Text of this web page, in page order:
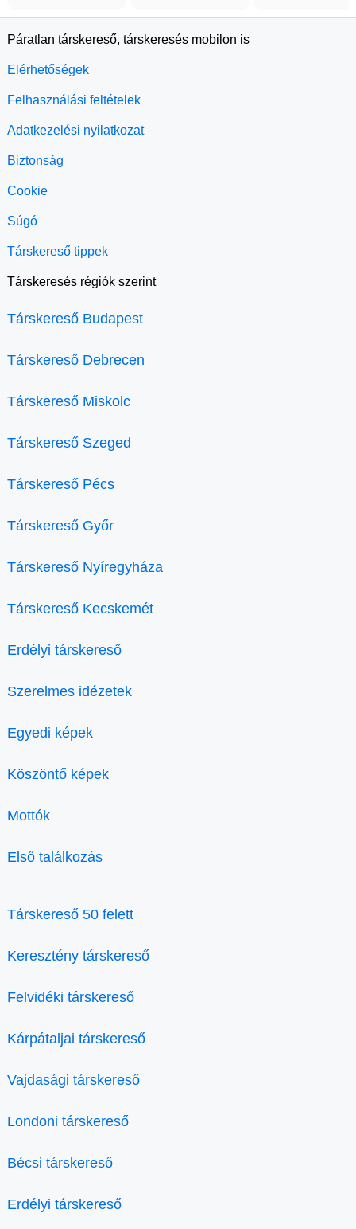
Páratlan társkereső, társkeresés mobilon is
Elérhetőségek
Felhasználási feltételek
Adatkezelési nyilatkozat
Biztonság
Cookie
Súgó
Társkereső tippek
Társkeresés régiók szerint
Társkereső Budapest
Társkereső Debrecen
Társkereső Miskolc
Társkereső Szeged
Társkereső Pécs
Társkereső Győr
Társkereső Nyíregyháza
Társkereső Kecskemét
Erdélyi társkereső
Szerelmes idézetek
Egyedi képek
Köszöntő képek
Mottók
Első találkozás
Társkereső 50 felett
Keresztény társkereső
Felvidéki társkereső
Kárpátaljai társkereső
Vajdasági társkereső
Londoni társkereső
Bécsi társkereső
Erdélyi társkereső